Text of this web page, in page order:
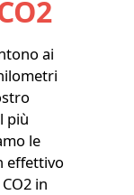
ai
più
le
effettivo
in